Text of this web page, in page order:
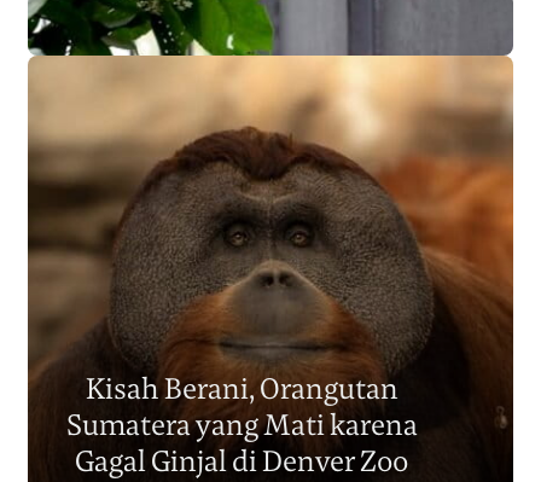
Populasi Orangutan
Sumatera Berkurang 2.700
Individu dalam Satu Dekade?
Junaidi Hanafiah 14 Jul 2026
Kisah Berani, Orangutan
Sumatera yang Mati karena
Gagal Ginjal di Denver Zoo